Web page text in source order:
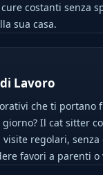
costanti senza
sua casa.
Lavoro
che ti portano
Il cat sitter
visite regolari, senza
favori a parenti o